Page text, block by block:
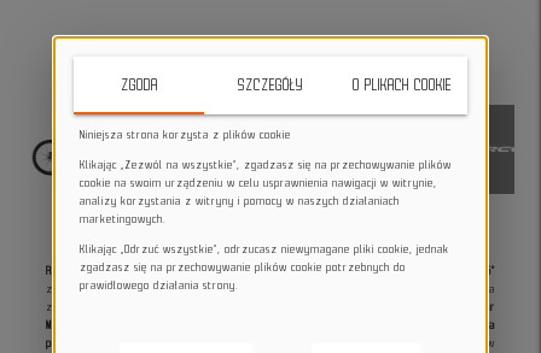
Rower dirt Norco Rampage 2 dirt grey Mto wszechstronny
rower dirt 26"
zaprojektowany do jazdy street, skatepark oraz pumptrack. Lekka aluminiowa rama
zapewnia dynamiczne przyspieszenie i precyzyjne prowadzenie w powietrzu.
Rozmiar
M oferuje idealny balans między zwrotnością a stabilnością, co przekłada się na
pewność podczas lądowań i większą kontrolę nad rowerem.
Model wyposażono w
ZGODA SZCZEGÓŁY O PLIKACH COOKIE
Niniejsza strona korzysta z plików cookie
Klikając „Zezwól na wszystkie”, zgadzasz się na przechowywanie plików
cookie na swoim urządzeniu w celu usprawnienia nawigacji w witrynie,
analizy korzystania z witryny i pomocy w naszych działaniach
marketingowych.
Klikając „Odrzuć wszystkie”, odrzucasz niewymagane pliki cookie, jednak
zgadzasz się na przechowywanie plików cookie potrzebnych do
prawidłowego działania strony.